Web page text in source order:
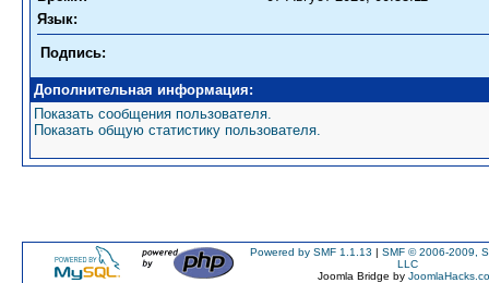
Язык:
Подпись:
Дополнительная информация:
Показать сообщения пользователя.
Показать общую статистику пользователя.
Powered by SMF 1.1.13 | SMF © 2006-2009,
LLC
Joomla Bridge by